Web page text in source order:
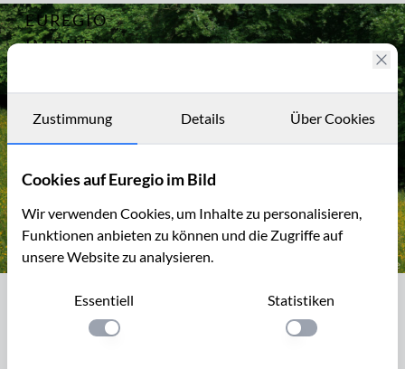
EUREGIO
IM BILD
Archiv
Kontakt
Archiv 4834
Waldrand mit Blumenwiese
Zustimmung Details Über Cookies
Cookies auf Euregio im Bild
Wir verwenden Cookies, um Inhalte zu personalisieren,
Funktionen anbieten zu können und die Zugriffe auf
unsere Website zu analysieren.
Essentiell
Einstellung anwenden
Statistiken
Einstellung